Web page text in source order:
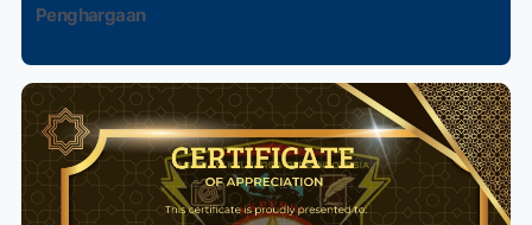
Penghargaan